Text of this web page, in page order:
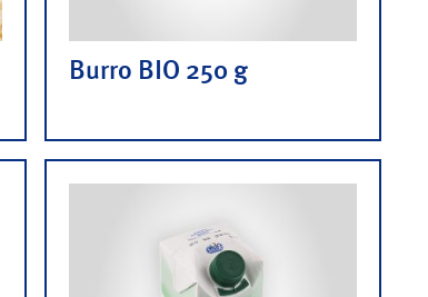
Burro BIO 250 g